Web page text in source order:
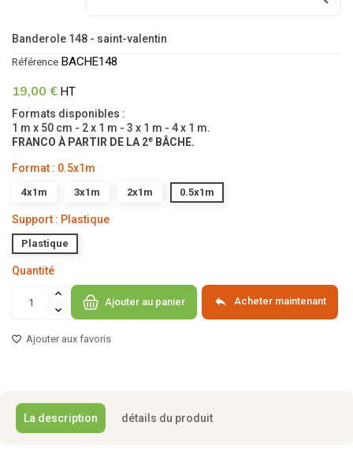
Banderole 148 - saint-valentin
Référence BACHE148
19,00 € HT
Formats disponibles :
1 m x 50 cm - 2 x 1 m - 3 x 1 m - 4 x 1 m.
FRANCO À PARTIR DE LA 2e BÂCHE.
Format : 0.5x1m
4x1m 3x1m 2x1m 0.5x1m
Support : Plastique
Plastique
Quantité
Ajouter au panier  Acheter maintenant
Ajouter aux favoris
La description détails du produit